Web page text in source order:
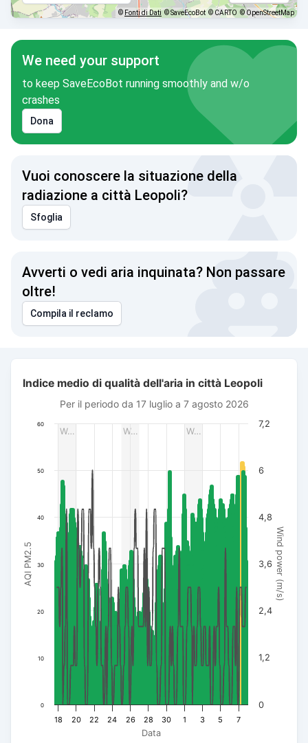
© Fonti di Dati © SaveEcoBot © CARTO © OpenStreetMap
We need your support
to keep SaveEcoBot running smoothly and w/o
crashes
Dona
Vuoi conoscere la situazione della
radiazione a città Leopoli?
Sfoglia
Avverti o vedi aria inquinata? Non passare
oltre!
Compila il reclamo
Combination chart with 3 data series.
Per il periodo da 17 luglio a 7 agosto 2026
The chart has 1 X axis displaying Data. Data ranges from
The chart has 3 Y axes displaying AQI PM2.5, Wind power
W…
W…
W…
Data
AQI PM2.5 Wind power (m/s)
Indice medio di qualità dell'aria in città Leopoli
Per il periodo da 17 luglio a 7 agosto 2026
18 20 22 24 26 28 30 1 3 5 7
0
10
20
30
40
50
60
0
1,2
2,4
3,6
4,8
6
7,2